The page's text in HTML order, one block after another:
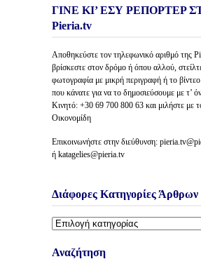
ΓΙΝΕ ΚΙ’ ΕΣΥ ΡΕΠΟΡΤΕΡ
Pieria.tv
Αποθηκεύστε τον τηλεφωνικό αριθμό της
βρίσκεστε στον δρόμο ή όπου αλλού,
φωτογραφία με μικρή περιγραφή ή το
που κάνατε για να το δημοσιεύσουμε με τ’
Κινητό: +30 69 700 800 63 και μιλήστε με
Οικονομίδη
Επικοινωνήστε στην διεύθυνση:
ή katagelies@pieria.tv
Διάφορες Κατηγορίες Άρθρων
Διάφορες
Άρθρων
Αναζήτηση